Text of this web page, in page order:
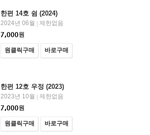
한편 14호 쉼 (2024)
2024년 06월
제한없음
7,000원
원클릭구매 바로구매
한편 12호 우정 (2023)
2023년 10월
제한없음
7,000원
원클릭구매 바로구매